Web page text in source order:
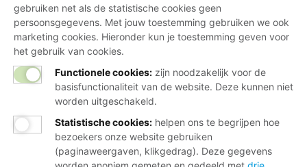
gebruiken net als de statistische cookies geen
persoonsgegevens. Met jouw toestemming gebruiken we ook
marketing cookies. Hieronder kun je toestemming geven voor
het gebruik van cookies.
Functionele cookies: zijn noodzakelijk voor de
basisfunctionaliteit van de website. Deze kunnen niet
worden uitgeschakeld.
Statistische cookies: helpen ons te begrijpen hoe
bezoekers onze website gebruiken
(paginaweergaven, klikgedrag). Deze gegevens